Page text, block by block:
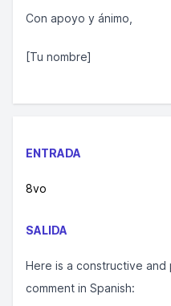
Con apoyo y ánimo,
[Tu nombre]
ENTRADA
8vo
SALIDA
Here is a constructive
comment in Spanish: